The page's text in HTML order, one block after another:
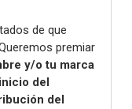
de que
premiar
y/o tu marca
del
del